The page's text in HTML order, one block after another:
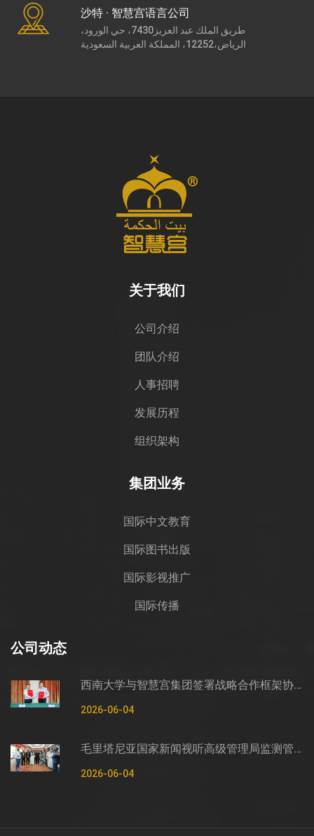
沙特 · 智慧宫语言公司
طريق الملك عبد العزيز7430، حي الورود،
الرياض،12252، المملكة العربية السعودية
关于我们
公司介绍
团队介绍
人事招聘
发展历程
组织架构
集团业务
国际中文教育
国际图书出版
国际影视推广
国际传播
公司动态
西南大学与智慧宫集团签署战略合作框架协议
2026-06-04
毛里塔尼亚国家新闻视听高级管理局监测管控司司长穆罕默德·哈桑·埃萨利姆一行莅临智慧宫调研
2026-06-04